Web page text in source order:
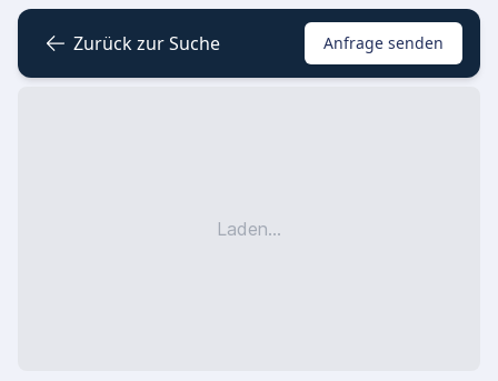
Zurück zur Suche Anfrage senden
Laden...